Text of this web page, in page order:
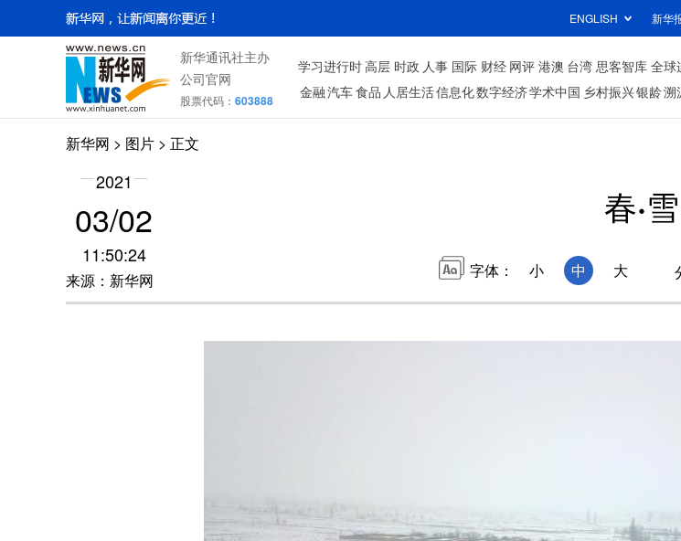
ENGLISH 新华
新华通讯社主办
公司官网
股票代码： 603888
学习进行时高层 时政 人事 国际 财经 网评 港澳 台湾 思客智库 全球
金融汽车食品 人居生活信息化数字经济学术中国 乡村振兴银龄溯
新华网 > 图片 > 正文
2021
03/02
11:50:24
来源：新华网
春·
字体： 小 中 大